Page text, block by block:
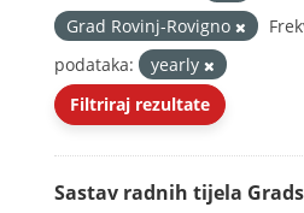
Grad Rovinj-Rovigno
podataka:
yearly
Filtriraj rezultate
Sastav radnih tijela